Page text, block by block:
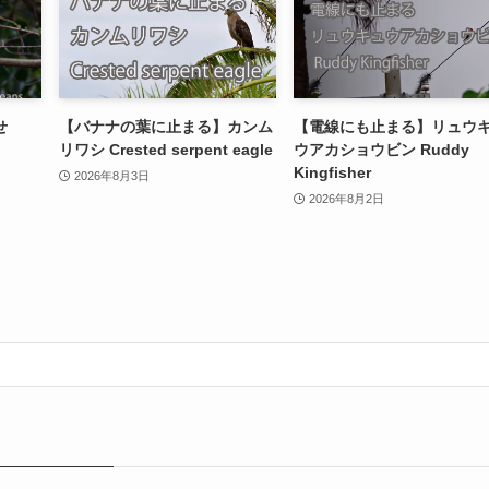
【バナナの葉に止まる】カンム
リワシ Crested serpent eagle
2026年8月3日
【電線にも止まる】リュウ
ウアカショウビン Ruddy
Kingfisher
2026年8月2日